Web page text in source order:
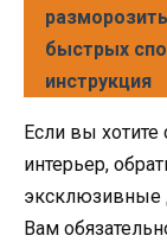
быстрых
инструкция
Если вы
интерьер,
эксклюзивные
Вам